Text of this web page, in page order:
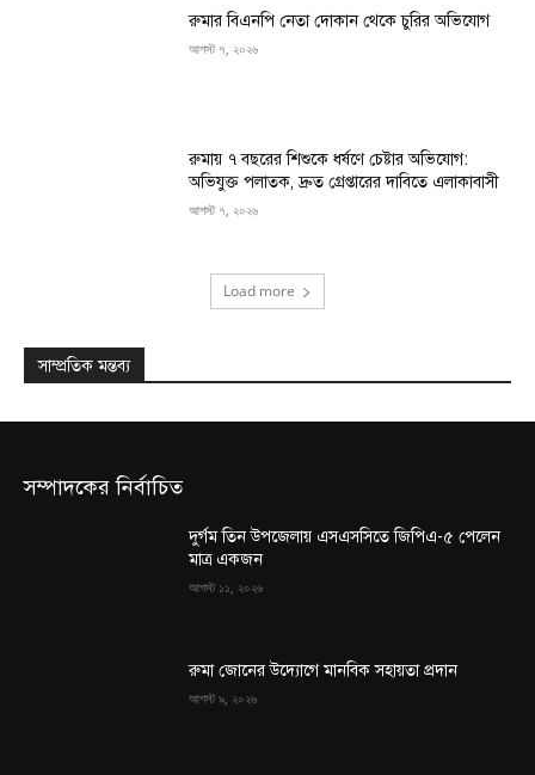
রুমার বিএনপি নেতা দোকান থেকে চুরির অভিযোগ
আগস্ট ৭, ২০২৬
রুমায় ৭ বছরের শিশুকে ধর্ষণে চেষ্টার অভিযোগ:
অভিযুক্ত পলাতক, দ্রুত গ্রেপ্তারের দাবিতে এলাকাবাসী
আগস্ট ৭, ২০২৬
Load more
সাম্প্রতিক মন্তব্য
সম্পাদকের নির্বাচিত
দুর্গম তিন উপজেলায় এসএসসিতে জিপিএ-৫ পেলেন
মাত্র একজন
আগস্ট ১১, ২০২৬
রুমা জোনের উদ্যোগে মানবিক সহায়তা প্রদান
আগস্ট ৯, ২০২৬